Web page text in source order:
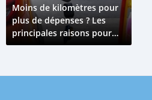
Moins de kilomètres pour
plus de dépenses ? Les
principales raisons pour
lesquelles votre voiture